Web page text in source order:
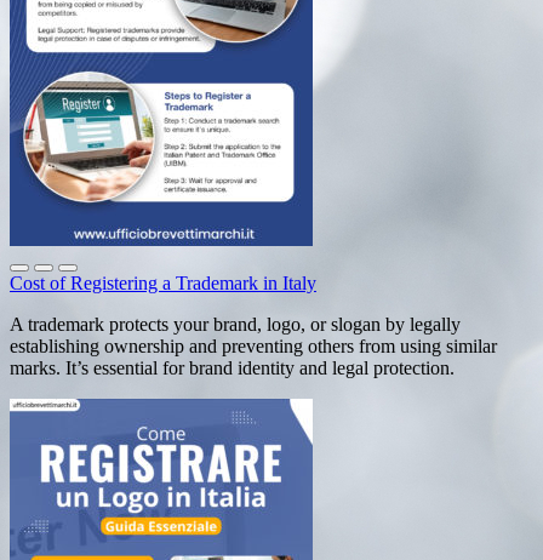
Cost of Registering a Trademark in Italy
A trademark protects your brand, logo, or slogan by legally
establishing ownership and preventing others from using similar
marks. It’s essential for brand identity and legal protection.